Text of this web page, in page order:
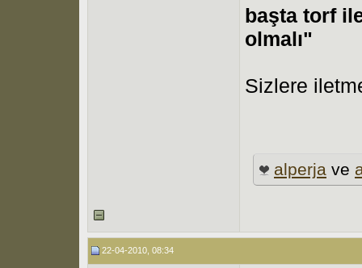
başta torf
olmalı"
Sizlere
alperja ve
22-04-2010, 08:34